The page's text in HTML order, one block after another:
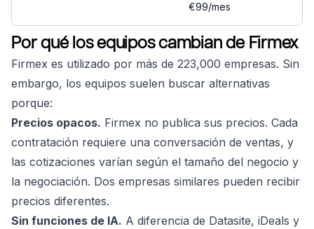
€99/mes
Por qué los equipos cambian de Firmex
Firmex es utilizado por más de 223,000 empresas. Sin
embargo, los equipos suelen buscar alternativas
porque:
Precios opacos. Firmex no publica sus precios. Cada
contratación requiere una conversación de ventas, y
las cotizaciones varían según el tamaño del negocio y
la negociación. Dos empresas similares pueden recibir
precios diferentes.
Sin funciones de IA. A diferencia de Datasite, iDeals y